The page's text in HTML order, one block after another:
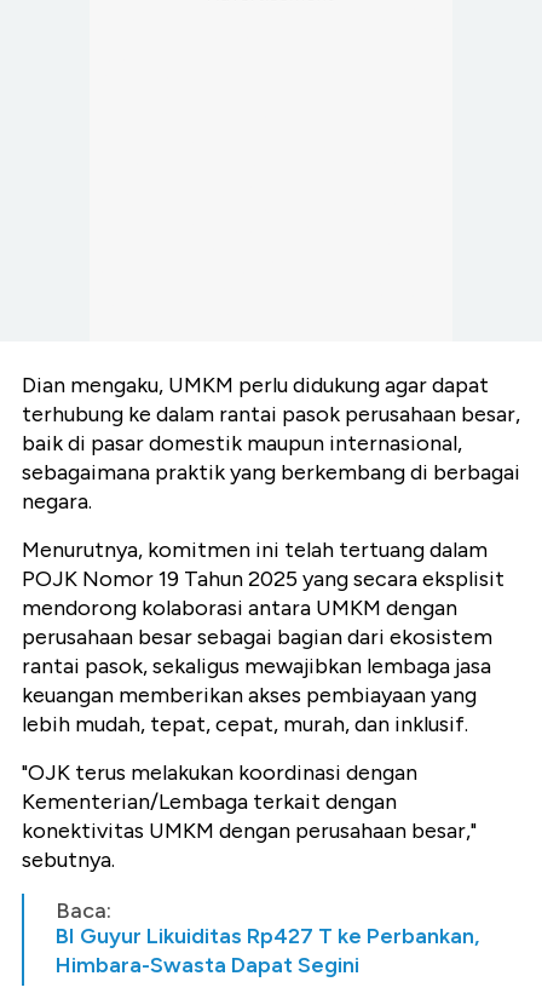
Dian mengaku, UMKM perlu didukung agar dapat
terhubung ke dalam rantai pasok perusahaan besar,
baik di pasar domestik maupun internasional,
sebagaimana praktik yang berkembang di berbagai
negara.
Menurutnya, komitmen ini telah tertuang dalam
POJK Nomor 19 Tahun 2025 yang secara eksplisit
mendorong kolaborasi antara UMKM dengan
perusahaan besar sebagai bagian dari ekosistem
rantai pasok, sekaligus mewajibkan lembaga jasa
keuangan memberikan akses pembiayaan yang
lebih mudah, tepat, cepat, murah, dan inklusif.
"OJK terus melakukan koordinasi dengan
Kementerian/Lembaga terkait dengan
konektivitas UMKM dengan perusahaan besar,"
sebutnya.
Baca:
BI Guyur Likuiditas Rp427 T ke Perbankan,
Himbara-Swasta Dapat Segini